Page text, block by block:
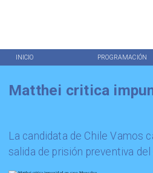
INICIO PROGRAMACIÓN
Matthei critica
La candidata de Chile Vamos
salida de prisión preventiva del